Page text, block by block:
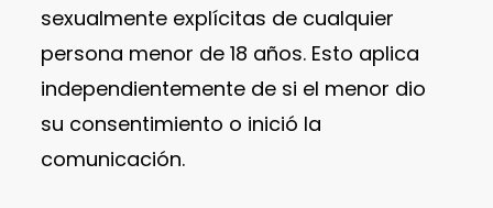
sexualmente explícitas de cualquier
persona menor de 18 años. Esto aplica
independientemente de si el menor dio
su consentimiento o inició la
comunicación.